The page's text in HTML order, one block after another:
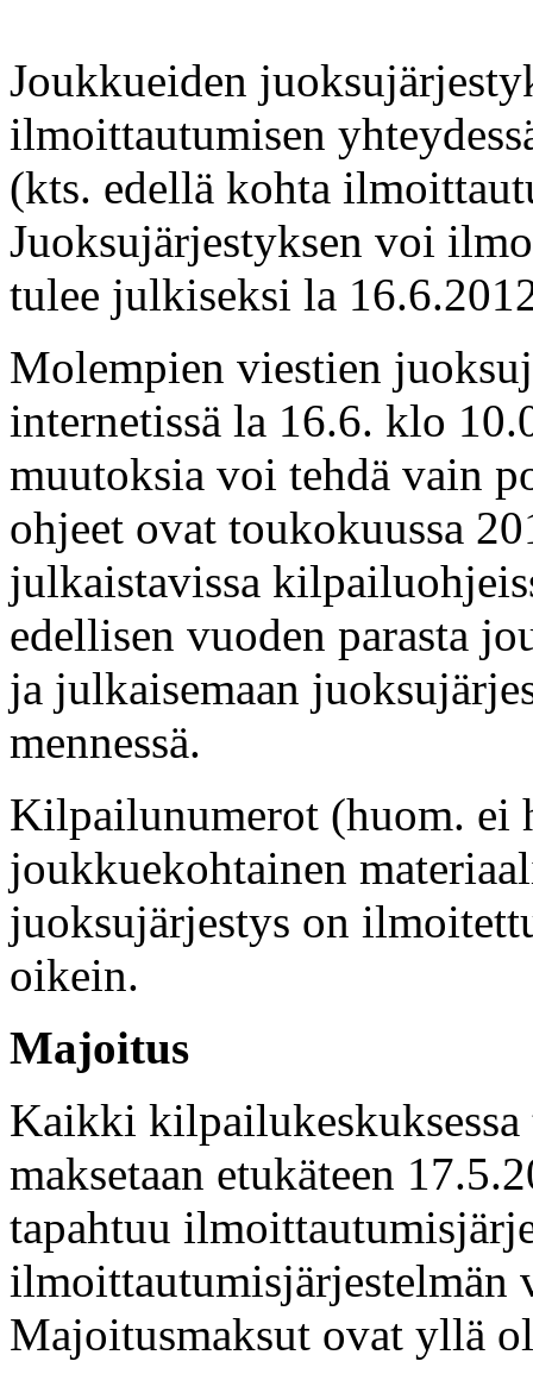
Joukkueiden
ilmoittautumisen
(kts. edellä kohta
Juoksujärjestyksen voi
tulee julkiseksi la
Molempien viestien
internetissä la 16.6. klo
muutoksia voi tehdä vain
ohjeet ovat toukokuussa
julkaistavissa
edellisen vuoden parasta
ja julkaisemaan
mennessä.
Kilpailunumerot (huom. ei
joukkuekohtainen
juoksujärjestys on
oikein.
Majoitus
Kaikki kilpailukeskuksessa
maksetaan etukäteen
tapahtuu
ilmoittautumisjärjestelmän
Majoitusmaksut ovat yllä